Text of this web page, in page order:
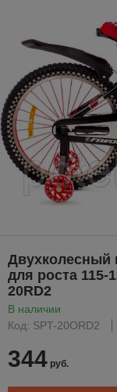
Двухколесный
для роста 115-
20RD2
В наличии
Код: SPT-20ORD2
344 руб.